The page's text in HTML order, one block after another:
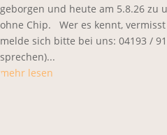
geborgen und heute am 5.8.26 zu
ohne Chip. Wer es kennt,
melde sich bitte bei uns: 04193 /
sprechen)...
mehr lesen